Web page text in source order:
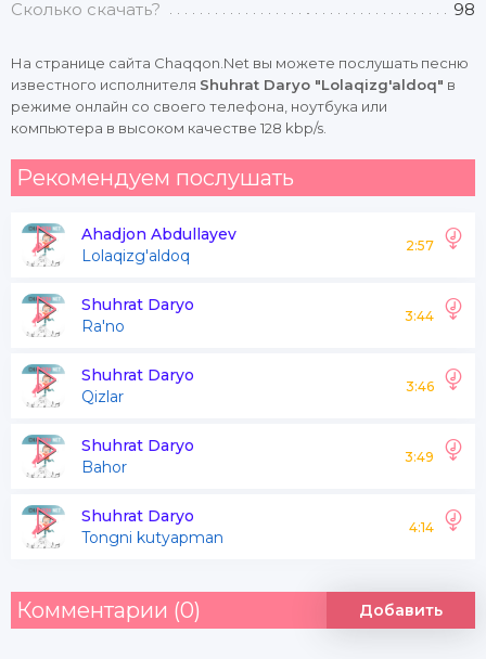
Сколько скачать? 98
На странице сайта Chaqqon.Net вы можете послушать песню
известного исполнителя Shuhrat Daryo "Lolaqizg'aldoq" в
режиме онлайн со своего телефона, ноутбука или
компьютера в высоком качестве 128 kbp/s.
Рекомендуем послушать
Ahadjon Abdullayev
Lolaqizg'aldoq
2:57
Shuhrat Daryo
Ra'no
3:44
Shuhrat Daryo
Qizlar
3:46
Shuhrat Daryo
Bahor
3:49
Shuhrat Daryo
Tongni kutyapman
4:14
Комментарии (0) Добавить